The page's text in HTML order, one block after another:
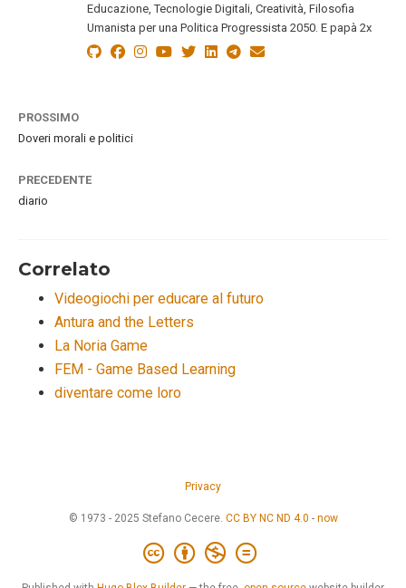
Educazione, Tecnologie Digitali, Creatività, Filosofia
Umanista per una Politica Progressista 2050. E papà 2x
PROSSIMO
Doveri morali e politici
PRECEDENTE
diario
Correlato
Videogiochi per educare al futuro
Antura and the Letters
La Noria Game
FEM - Game Based Learning
diventare come loro
Privacy
© 1973 - 2025 Stefano Cecere. CC BY NC ND 4.0 - now